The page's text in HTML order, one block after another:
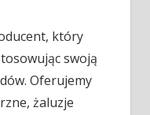
który
swoją
Oferujemy
żaluzje